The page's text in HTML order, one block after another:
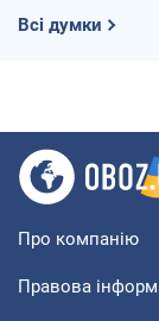
Всі думки
Про компанію
Правова